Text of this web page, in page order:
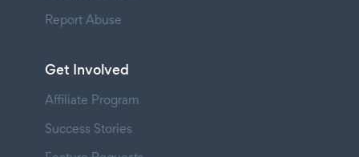
Report Abuse
Get Involved
Affiliate Program
Success Stories